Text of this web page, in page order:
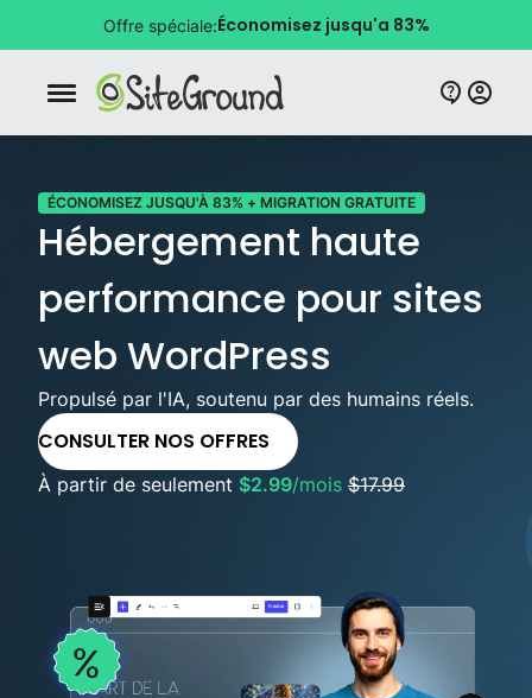
Offre spéciale:Économisez jusqu'a 83%
Bouton de navigation mobile
ÉCONOMISEZ JUSQU'À 83% + MIGRATION GRATUITE
Hébergement haute
performance pour sites
web WordPress
Propulsé par l'IA, soutenu par des humains réels.
CONSULTER NOS OFFRES
À partir de seulement $2.99/mois $17.99